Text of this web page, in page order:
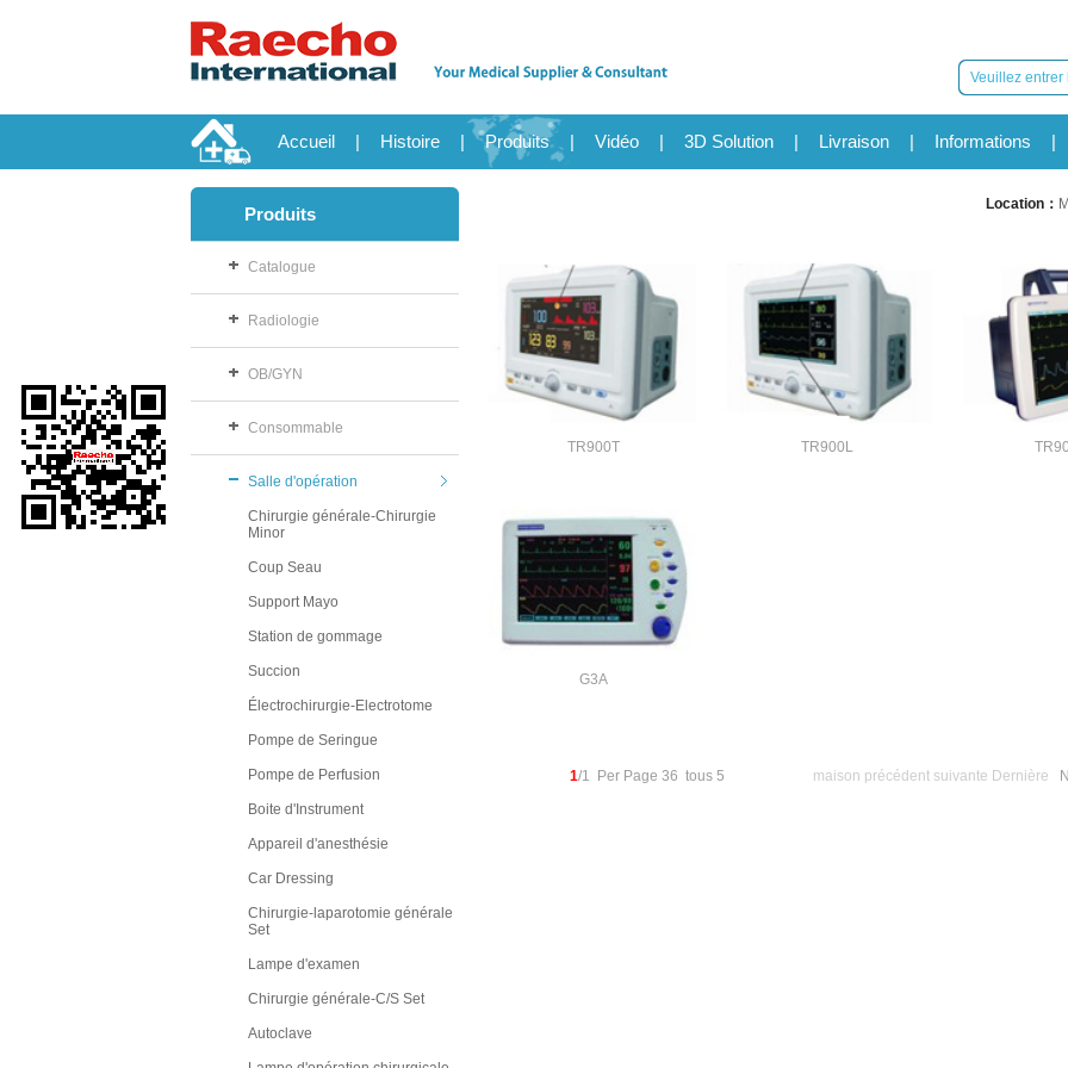
Accueil | Histoire | Produits | Vidéo | 3D Solution | Livraison | Informations |
Produits
Catalogue
Radiologie
OB/GYN
Consommable
Salle d'opération
Chirurgie générale-Chirurgie
Minor
Coup Seau
Support Mayo
Station de gommage
Succion
Électrochirurgie-Electrotome
Pompe de Seringue
Pompe de Perfusion
Boite d'Instrument
Appareil d'anesthésie
Car Dressing
Chirurgie-laparotomie générale
Set
Lampe d'examen
Chirurgie générale-C/S Set
Autoclave
Location：
TR900T TR900L
G3A
1/1 Per Page 36 tous 5 maison précédent suivante Dernière